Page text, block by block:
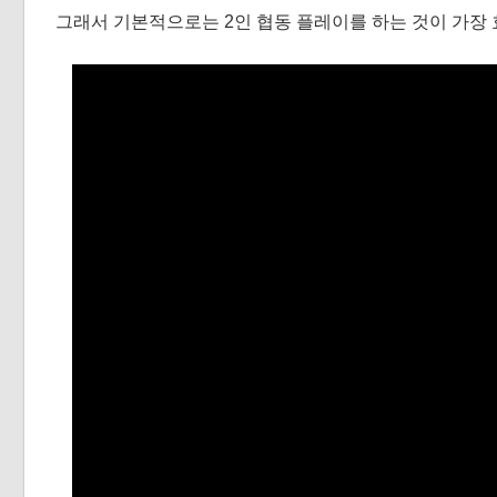
그래서 기본적으로는 2인 협동 플레이를 하는 것이 가장